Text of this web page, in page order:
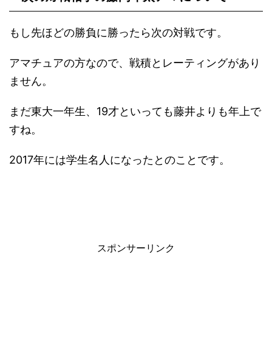
もし先ほどの勝負に勝ったら次の対戦です。
アマチュアの方なので、戦積とレーティングがあり
ません。
まだ東大一年生、19才といっても藤井よりも年上で
すね。
2017年には学生名人になったとのことです。
スポンサーリンク